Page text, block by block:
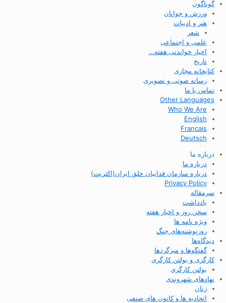
گوناگون
ورزش و جوانان
هنر و ادبیات
شعر
علمی و اجتماعی
اخبار خواندنی هفته…
تاریخ
کتابخانه مجازی
رسانه صوتی و تصویری
تماس با ما
Other Languages
Who We Are
English
Francais
Deutsch
درباره ما
درباره ما
درباره سازمان فداییان خلق ایران(اکثریت)
Privacy Policy
سرمقاله
یادداشت
سخن روز و اخبار هفته
ویژه نامه ها
روزنوشته‌های جنگ
دیدگاه‌ها
گفتگوها و میزگردها
کارگری و بولتن کارگری
بولتن کارگری
نهادهای شهروندی
زنان
اتحادیه ها و کانون های صنفی